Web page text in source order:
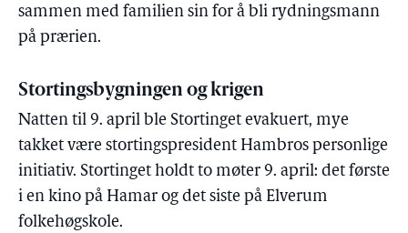
sammen med familien sin for å bli rydningsmann
på prærien.
Stortingsbygningen og krigen
Natten til 9. april ble Stortinget evakuert, mye
takket være stortingspresident Hambros personlige
initiativ. Stortinget holdt to møter 9. april: det første
i en kino på Hamar og det siste på Elverum
folkehøgskole.